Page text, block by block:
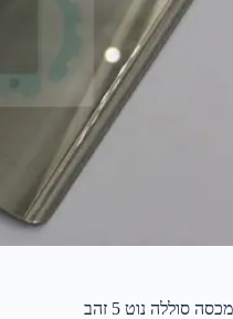
מכסה סוללה נוט 5 זהב